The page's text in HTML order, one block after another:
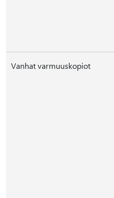
Vanhat varmuuskopiot